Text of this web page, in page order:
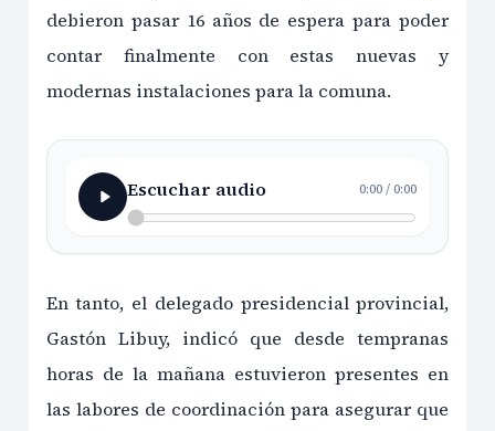
debieron pasar 16 años de espera para poder
contar finalmente con estas nuevas y
modernas instalaciones para la comuna.
Escuchar audio 0:00/0:00
En tanto, el delegado presidencial provincial,
Gastón Libuy, indicó que desde tempranas
horas de la mañana estuvieron presentes en
las labores de coordinación para asegurar que